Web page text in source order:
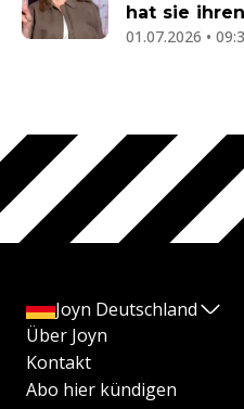
hat sie
01.07.2026 •
Joyn Deutschland
Über Joyn
Kontakt
Abo hier kündigen